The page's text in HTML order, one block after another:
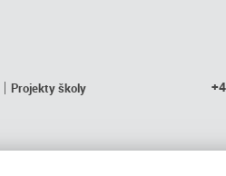
Projekty školy